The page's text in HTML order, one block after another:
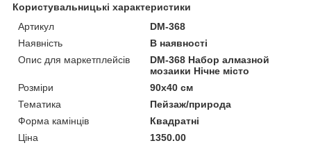
Користувальницькі характеристики
Артикул
DM-368
Наявність
В наявності
Опис для маркетплейсів
DM-368 Набор алмазной
мозаики Нічне місто
Розміри
90x40 см
Тематика
Пейзаж/природа
Форма камінців
Квадратні
Ціна
1350.00